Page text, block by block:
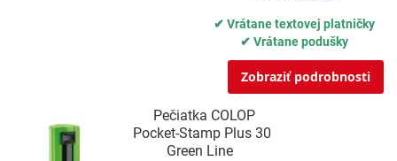
✔ Vrátane textovej platničky
✔ Vrátane podušky
Zobraziť podrobnosti
Pečiatka COLOP
Pocket-Stamp Plus 30
Green Line